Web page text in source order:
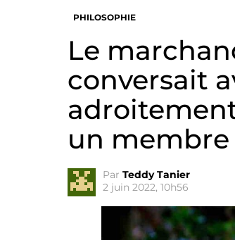
PHILOSOPHIE
Le
conversait
un
Par Teddy Tanier
2 juin 2022, 10h56